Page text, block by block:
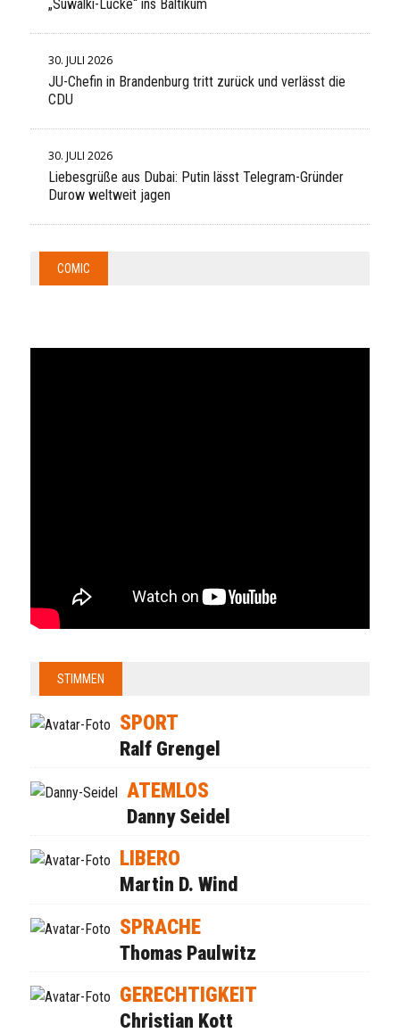
„Suwalki-Lücke“ ins Baltikum
30. JULI 2026
JU-Chefin in Brandenburg tritt zurück und verlässt die
CDU
30. JULI 2026
Liebesgrüße aus Dubai: Putin lässt Telegram-Gründer
Durow weltweit jagen
COMIC
STIMMEN
SPORT
Ralf Grengel
ATEMLOS
Danny Seidel
LIBERO
Martin D. Wind
SPRACHE
Thomas Paulwitz
GERECHTIGKEIT
Christian Kott